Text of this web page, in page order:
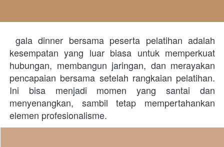
kesempatan yang luar biasa untuk memperkuat
hubungan, membangun jaringan, dan merayakan
pencapaian bersama setelah rangkaian pelatihan.
Ini bisa menjadi momen yang santai dan
menyenangkan, sambil tetap mempertahankan
elemen profesionalisme.